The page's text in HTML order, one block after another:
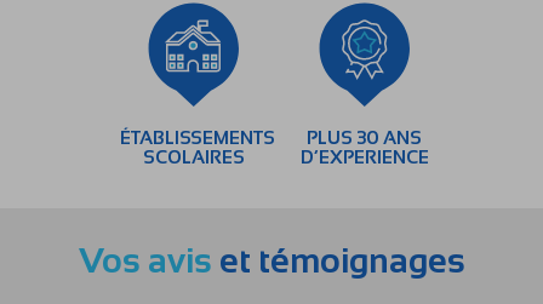
ÉTABLISSEMENTS
SCOLAIRES
PLUS 30 ANS
D’EXPERIENCE
Vos avis et témoignages